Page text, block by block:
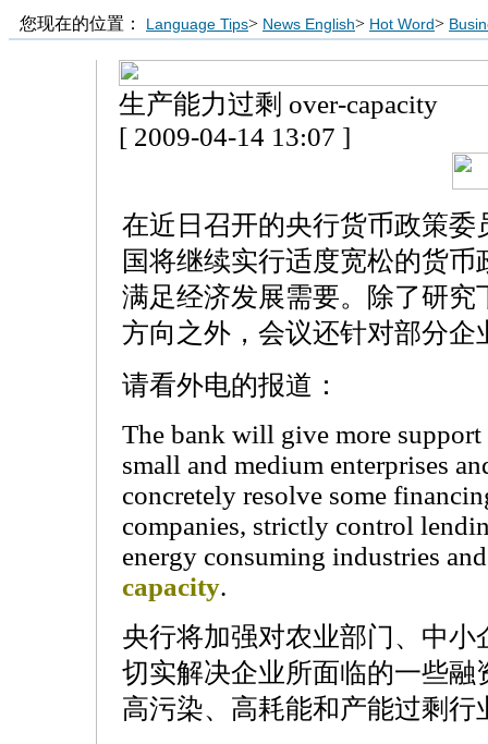
您现在的位置： Language Tips> News English> Hot Word>
生产能力过剩 over-capacity
[ 2009-04-14 13:07 ]
在近日召开的央行货币政策
国将继续实行适度宽松的货
满足经济发展需要。除了研
方向之外，会议还针对部分企
请看外电的报道：
The bank will give more
small and medium enterprises
concretely resolve some
companies, strictly control
energy consuming industries
capacity.
央行将加强对农业部门、中
切实解决企业所面临的一些
高污染、高耗能和产能过剩行